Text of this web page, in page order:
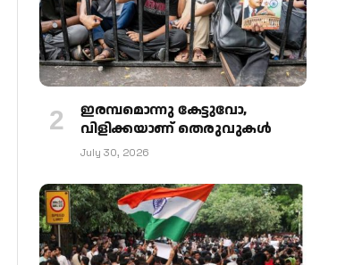
ഇരമ്പമൊന്നു കേട്ടുവോ,
വിളിക്കയാണ് തെരുവുകള്‍
July 30, 2026